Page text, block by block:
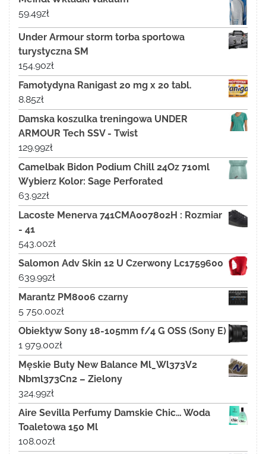
59.49zł
Under Armour storm torba sportowa
turystyczna SM
154.90zł
Famotydyna Ranigast 20 mg x 20 tabl.
8.85zł
Damska koszulka treningowa UNDER
ARMOUR Tech SSV - Twist
129.99zł
Camelbak Bidon Podium Chill 24Oz 710ml
Wybierz Kolor: Sage Perforated
63.92zł
Lacoste Menerva 741CMA007802H : Rozmiar
- 41
543.00zł
Salomon Adv Skin 12 U Czerwony Lc1759600
639.99zł
Marantz PM8006 czarny
5 750.00zł
Obiektyw Sony 18-105mm f/4 G OSS (Sony E)
1 979.00zł
Męskie Buty New Balance Ml_Wl373V2
Nbml373Cn2 – Zielony
324.99zł
Aire Sevilla Perfumy Damskie Chic… Woda
Toaletowa 150 Ml
108.00zł